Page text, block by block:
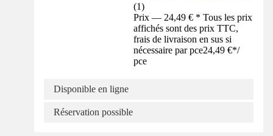
(1)
Prix — 24,49 € * Tous les prix
affichés sont des prix TTC,
frais de livraison en sus si
nécessaire par pce24,49 €*/
pce
Disponible en ligne
Réservation possible